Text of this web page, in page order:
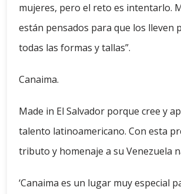
mujeres, pero el reto es intentarlo.
están pensados para que los lleven
todas las formas y tallas”.
Canaima.
Made in El Salvador porque cree y
talento latinoamericano. Con esta
tributo y homenaje a su Venezuela
‘Canaima es un lugar muy especial